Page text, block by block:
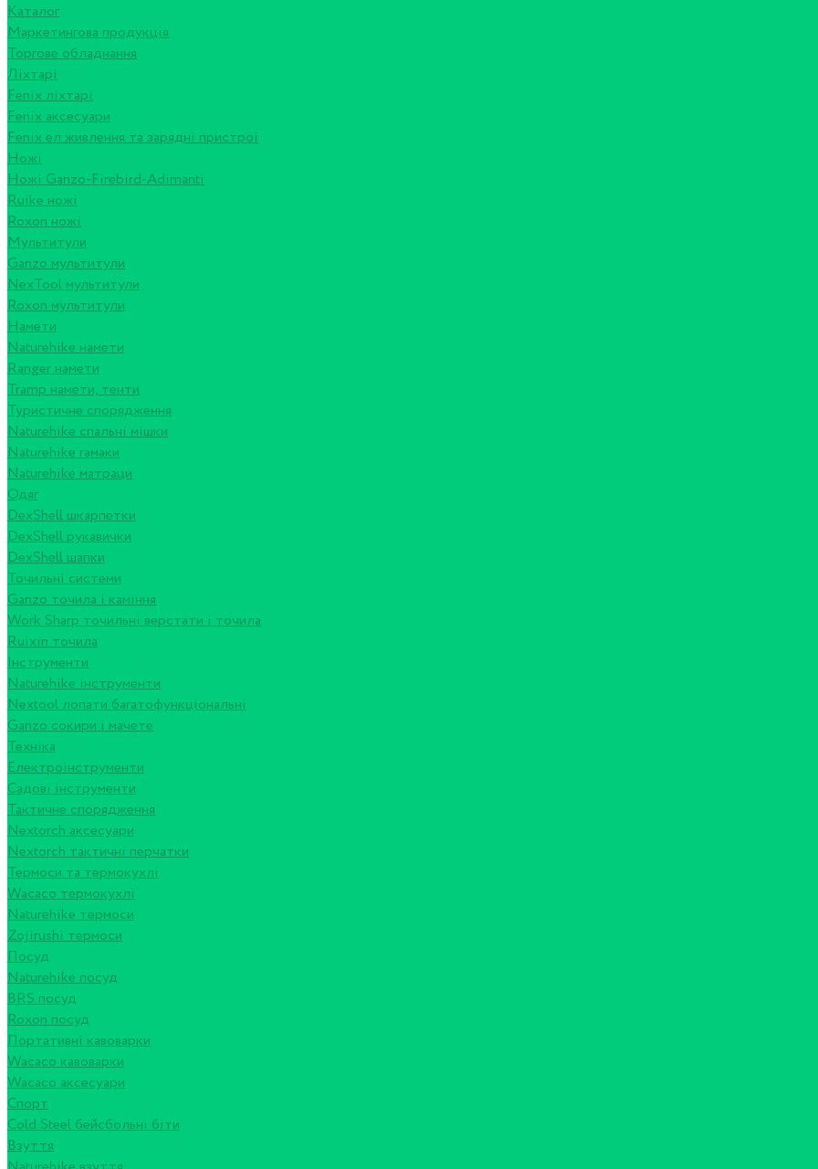
Каталог
Маркетингова продукція
Торгове обладнання
Ліхтарі
Fenix ліхтарі
Fenix аксесуари
Fenix ел живлення та зарядні пристрої
Ножі
Ножі Ganzo-Firebird-Adimanti
Ruike ножі
Roxon ножi
Мультитули
Ganzo мультитули
NexTool мультитули
Roxon мультитули
Намети
Naturehike намети
Ranger намети
Tramp намети, тенти
Туристичне спорядження
Naturehike спальні мішки
Naturehike гамаки
Naturehike матраци
Одяг
DexShell шкарпетки
DexShell рукавички
DexShell шапки
Точильні системи
Ganzo точила і каміння
Work Sharp точильні верстати і точила
Ruixin точила
Інструменти
Naturehike інструменти
Nextool лопати багатофункціональні
Ganzo сокири і мачете
Техніка
Електроінструменти
Садові інструменти
Тактичне спорядження
Nextorch аксесуари
Nextorch тактичні перчатки
Термоси та термокухлі
Wacaco термокухлі
Naturehike термоси
Zojirushi термоси
Посуд
Naturehike посуд
BRS посуд
Roxon посуд
Портативні кавоварки
Wacaco кавоварки
Wacaco аксесуари
Спорт
Cold Steel бейсбольні біти
Взуття